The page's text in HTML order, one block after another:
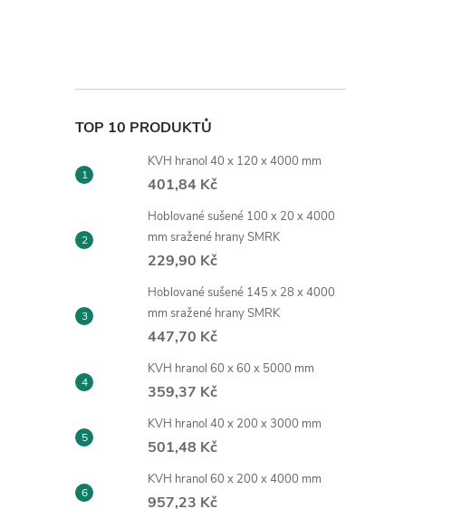
TOP 10 PRODUKTŮ
KVH hranol 40 x 120 x 4000 mm
401,84 Kč
Hoblované sušené 100 x 20 x 4000
mm sražené hrany SMRK
229,90 Kč
Hoblované sušené 145 x 28 x 4000
mm sražené hrany SMRK
447,70 Kč
KVH hranol 60 x 60 x 5000 mm
359,37 Kč
KVH hranol 40 x 200 x 3000 mm
501,48 Kč
KVH hranol 60 x 200 x 4000 mm
957,23 Kč